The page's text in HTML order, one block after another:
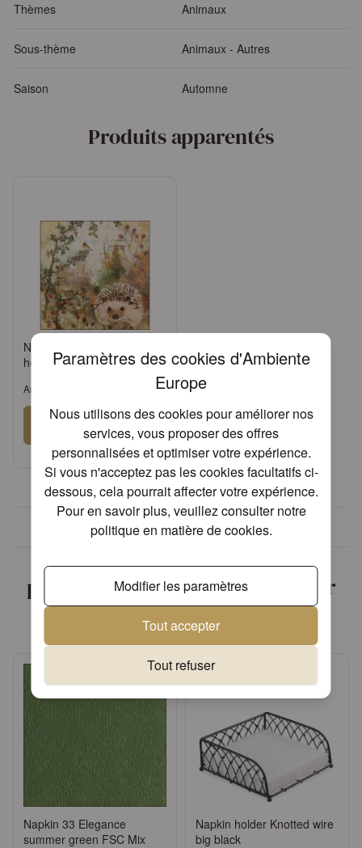
Paramètres des cookies d'Ambiente
Europe
Nous utilisons des cookies pour améliorer nos
services, vous proposer des offres
personnalisées et optimiser votre expérience.
Si vous n'acceptez pas les cookies facultatifs ci-
dessous, cela pourrait affecter votre expérience.
Pour en savoir plus, veuillez consulter notre
politique en matière de cookies.
Modifier les paramètres
Tout accepter
Tout refuser
Thèmes Animaux
Sous-thème Animaux - Autres
Saison Automne
Produits apparentés
Napkin 25 Autumn
hedgehog FSC Mix
Article: 12514450
Se connecter
Demander un compte
Plus de 30 ans d'expérience
Nous avons trouvé d'autres
produits que vous pourriez aimer
!
Napkin 33 Elegance
summer green FSC Mix
Napkin holder Knotted wire
big black